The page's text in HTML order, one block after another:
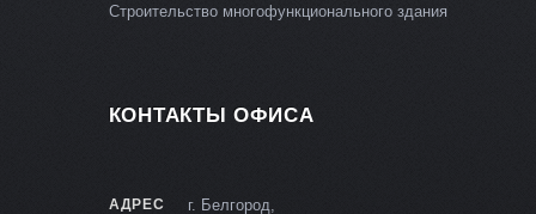
Строительство многофункционального здания
КОНТАКТЫ ОФИСА
АДРЕС
г. Белгород,